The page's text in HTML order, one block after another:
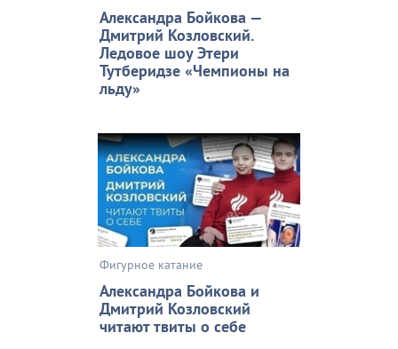
Александра Бойкова —
Дмитрий Козловский.
Ледовое шоу Этери
Тутберидзе «Чемпионы на
льду»
Фигурное катание
Александра Бойкова и
Дмитрий Козловский
читают твиты о себе